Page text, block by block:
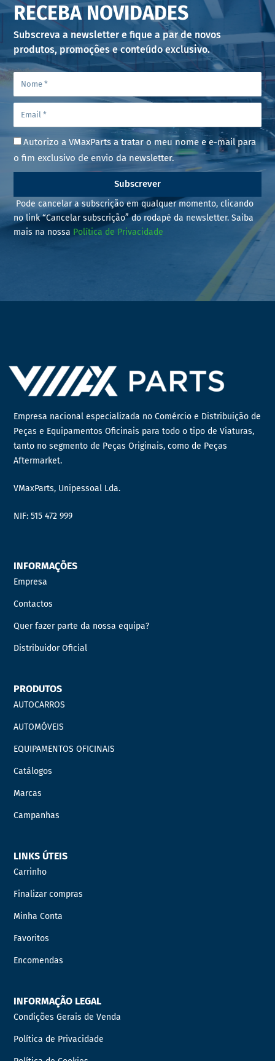
RECEBA NOVIDADES
Subscreva a newsletter e fique a par de novos
produtos, promoções e conteúdo exclusivo.
Autorizo a VMaxParts a tratar o meu nome e e-mail para
o fim exclusivo de envio da newsletter.
Subscrever
Pode cancelar a subscrição em qualquer momento, clicando
no link “Cancelar subscrição” do rodapé da newsletter. Saiba
mais na nossa Política de Privacidade
Empresa nacional especializada no Comércio e Distribuição de
Peças e Equipamentos Oficinais para todo o tipo de Viaturas,
tanto no segmento de Peças Originais, como de Peças
Aftermarket.
VMaxParts, Unipessoal Lda.
NIF: 515 472 999
INFORMAÇÕES
Empresa
Contactos
Quer fazer parte da nossa equipa?
Distribuidor Oficial
PRODUTOS
AUTOCARROS
AUTOMÓVEIS
EQUIPAMENTOS OFICINAIS
Catálogos
Marcas
Campanhas
LINKS ÚTEIS
Carrinho
Finalizar compras
Minha Conta
Favoritos
Encomendas
INFORMAÇÃO LEGAL
Condições Gerais de Venda
Política de Privacidade